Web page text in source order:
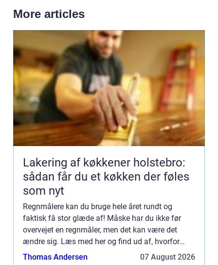
More articles
Lakering af køkkener holstebro:
sådan får du et køkken der føles
som nyt
Regnmålere kan du bruge hele året rundt og
faktisk få stor glæde af! Måske har du ikke før
overvejet en regnmåler, men det kan være det
ændre sig. Læs med her og find ud af, hvorfor
regnmålere kan være super effektive at have i
Thomas Andersen 07 August 2026